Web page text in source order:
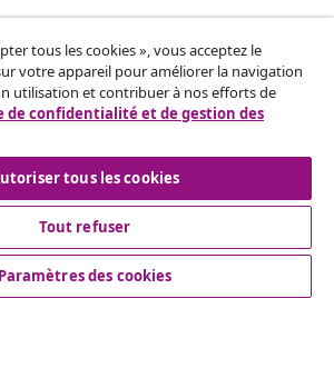
de rétractation concernant
Résilier le contrat
tous les cookies », vous acceptez le
votre appareil pour améliorer la navigation
utilisation et contribuer à nos efforts de
de confidentialité et de gestion des
tous les cookies
Tout refuser
Paramètres des cookies